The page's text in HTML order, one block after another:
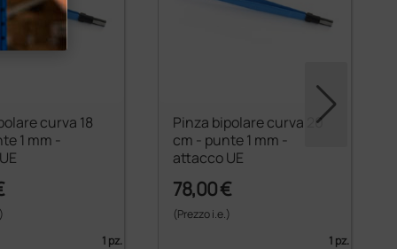
curva 18
1 mm -
1 pz.
Pinza bipolare curva 20
cm - punte 1 mm -
attacco UE
78,00 €
(Prezzo i.e.)
1 pz.